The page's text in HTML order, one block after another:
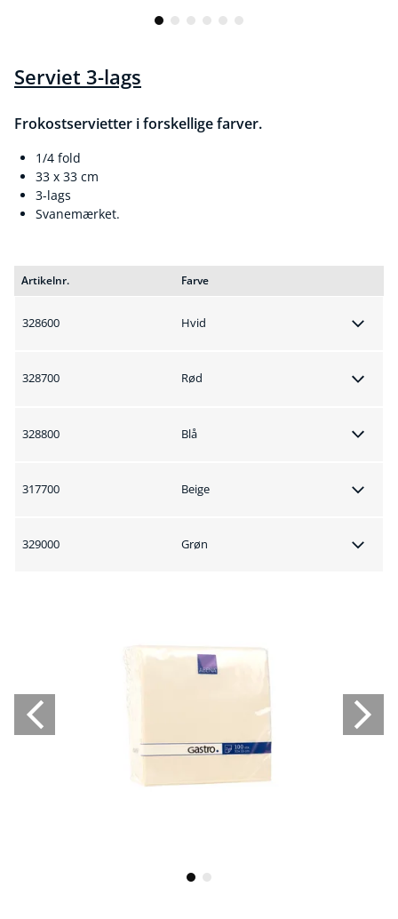
Serviet 3-lags
Frokostservietter i forskellige farver.
1/4 fold
33 x 33 cm
3-lags
Svanemærket.
Artikelnr. Farve
328600 Hvid
328700 Rød
328800 Blå
317700 Beige
329000 Grøn